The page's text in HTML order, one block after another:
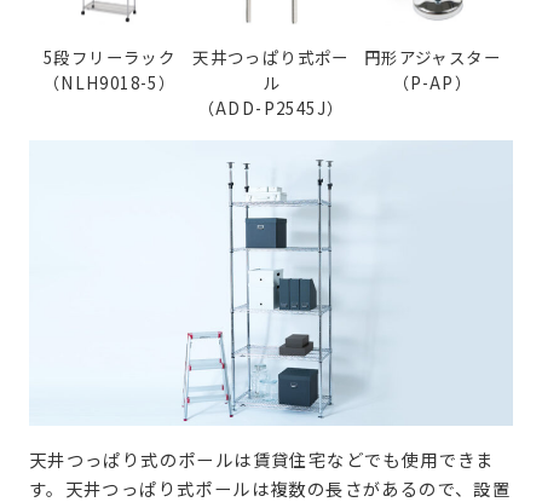
5段フリーラック
（NLH9018-5）
天井つっぱり式ポー
ル
（ADD-P2545J）
円形アジャスター
（P-AP）
天井つっぱり式のポールは賃貸住宅などでも使用できま
す。天井つっぱり式ポールは複数の長さがあるので、設置